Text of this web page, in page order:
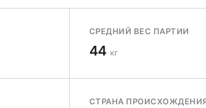
СРЕДНИЙ ВЕС ПАРТИИ
44 кг
СТРАНА